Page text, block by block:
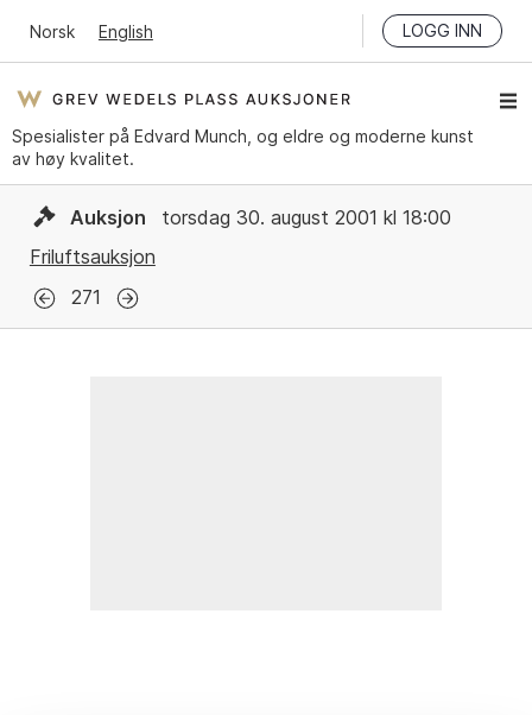
Norsk English LOGG INN
Spesialister på Edvard Munch, og eldre og moderne kunst
av høy kvalitet.
Auksjon
torsdag 30. august 2001 kl 18:00
Friluftsauksjon
271